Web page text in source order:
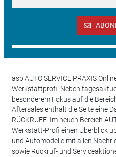
asp AUTO SERVICE PRAXIS
Werkstattprofi. Neben
besonderem Fokus auf die
Aftersales enthält die Seite eine
RÜCKRUFE. Im neuen Bereich
Werkstatt-Profi einen Überblick
und Automodelle mit allen
sowie Rückruf- und